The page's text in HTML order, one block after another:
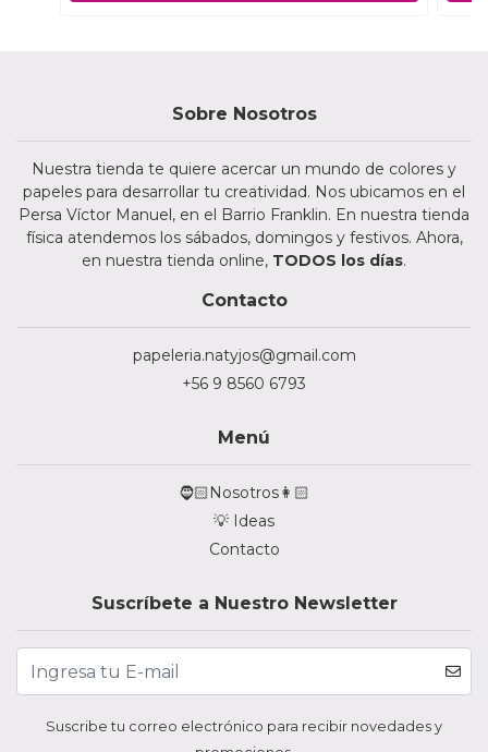
Sobre Nosotros
Nuestra tienda te quiere acercar un mundo de colores y
papeles para desarrollar tu creatividad. Nos ubicamos en el
Persa Víctor Manuel, en el Barrio Franklin. En nuestra tienda
física atendemos los sábados, domingos y festivos. Ahora,
en nuestra tienda online, TODOS los días.
Contacto
papeleria.natyjos@gmail.com
+56 9 8560 6793
Menú
🧔🏻Nosotros👩🏻
💡 Ideas
Contacto
Suscríbete a Nuestro Newsletter
Suscribe tu correo electrónico para recibir novedades y